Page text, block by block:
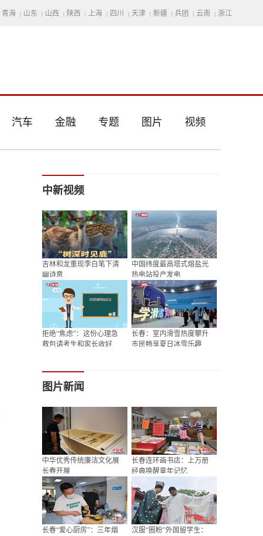
青海 | 山东 | 山西 | 陕西 | 上海 | 四川 | 天津 | 新疆 | 兵团 | 云南 | 浙江
汽车 金融 专题 图片 视频
中新视频
吉林和龙重现李白笔下清
幽诗意
中国纬度最高塔式熔盐光
热电站投产发电
拒绝“焦虑”：这份心理急
救包请考生和家长收好
长春：室内滑雪热度攀升
市民畅享夏日冰雪乐趣
图片新闻
中华优秀传统廉洁文化展
长春开展
长春连环画书店：上万册
经典唤醒童年记忆
长春“爱心厨房”：三年烟
汉服“圈粉”外国留学生：